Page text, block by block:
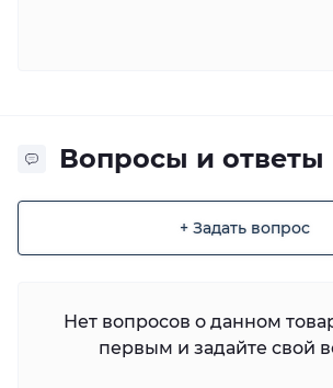
Вопросы и ответы
+ Задать вопрос
Нет вопросов о данном
первым и задайте свой